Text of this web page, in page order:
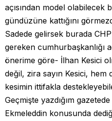
açısından model olabilecek
gündüzüne kattığını
Sadede gelirsek burada
gereken cumhurbaşkanlığı
önerime göre- İlhan Kesici
değil, zira sayın Kesici,
kesimin ittifakla
Geçmişte yazdığım
Ekmeleddin konusunda